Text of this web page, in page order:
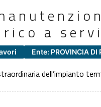
a
Ente: PROVINCIA DI
dell’impianto